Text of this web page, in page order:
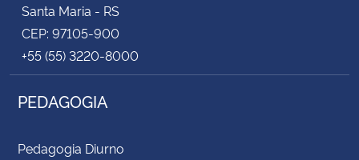
Santa Maria - RS
CEP: 97105-900
+55 (55) 3220-8000
PEDAGOGIA
Pedagogia Diurno